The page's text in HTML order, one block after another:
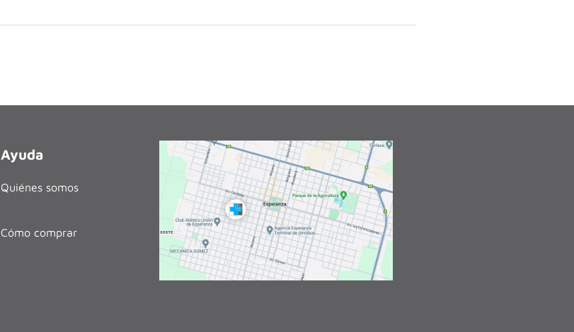
Ayuda
Quiénes somos
Cómo comprar